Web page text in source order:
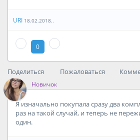
URI 18.02.2018..
0
Поделиться Пожаловаться
Новичок
Я изначально покупала сразу два
раз на такой случай, и теперь не
один.